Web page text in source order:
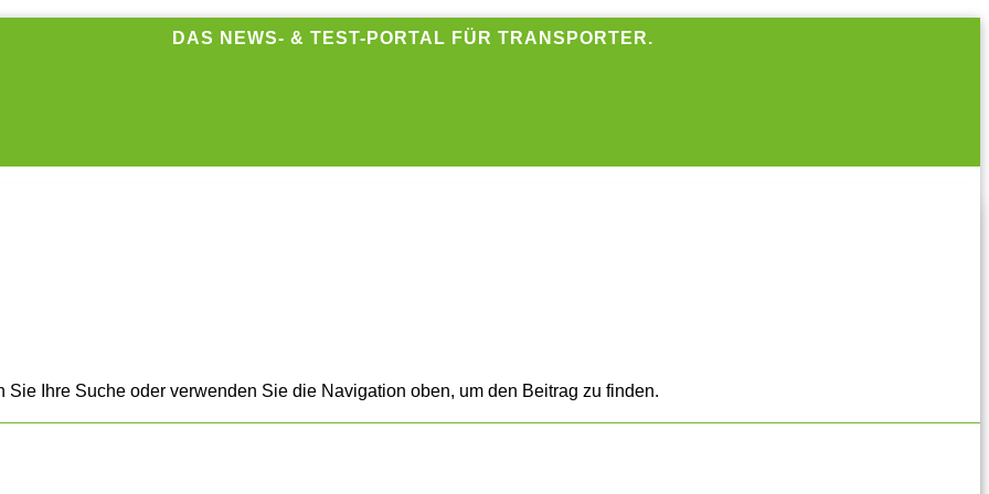
DAS NEWS- & TEST-PORTAL FÜR TRANSPORTER.
Ihre Suche oder verwenden Sie die Navigation oben, um den Beitrag zu finden.